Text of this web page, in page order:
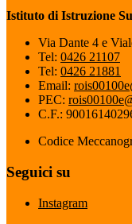
Istituto di Istruzione
Via Dante 4 e
Tel: 0426 21107
Tel: 0426 21881
Email:
PEC:
C.F.:
Codice
Seguici su
Instagram